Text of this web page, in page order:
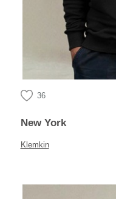
36
New York
Klemkin